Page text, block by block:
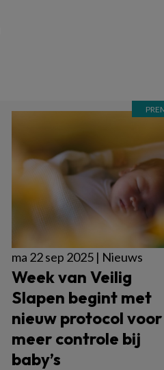
ma 22 sep 2025 | Nieuws
Week van Veilig
Slapen begint met
nieuw protocol voor
meer controle bij
baby’s